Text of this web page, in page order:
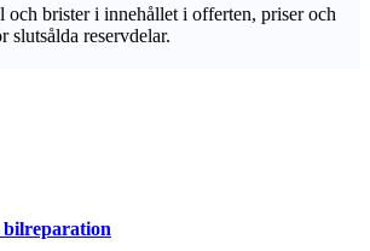
och brister i innehållet i offerten, priser och
slutsålda reservdelar.
bilreparation